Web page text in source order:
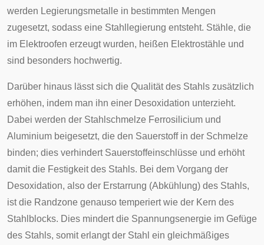
werden Legierungsmetalle in bestimmten Mengen
zugesetzt, sodass eine Stahllegierung entsteht. Stähle, die
im Elektroofen erzeugt wurden, heißen Elektrostähle und
sind besonders hochwertig.
Darüber hinaus lässt sich die Qualität des Stahls zusätzlich
erhöhen, indem man ihn einer Desoxidation unterzieht.
Dabei werden der Stahlschmelze Ferrosilicium und
Aluminium beigesetzt, die den Sauerstoff in der Schmelze
binden; dies verhindert Sauerstoffeinschlüsse und erhöht
damit die Festigkeit des Stahls. Bei dem Vorgang der
Desoxidation, also der Erstarrung (Abkühlung) des Stahls,
ist die Randzone genauso temperiert wie der Kern des
Stahlblocks. Dies mindert die Spannungsenergie im Gefüge
des Stahls, somit erlangt der Stahl ein gleichmäßiges